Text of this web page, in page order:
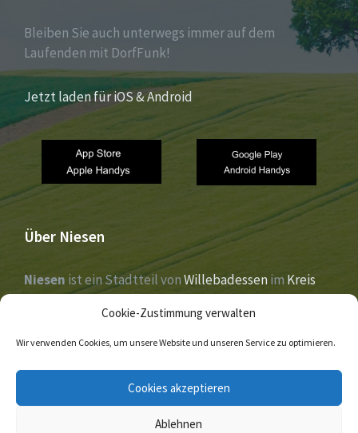
Cookie-Zustimmung verwalten
Wir verwenden Cookies, um unsere Website und unseren Service zu optimieren.
Cookies akzeptieren
Ablehnen
Bleiben Sie auch unterwegs immer auf dem
Laufenden mit DorfFunk!
Jetzt laden für iOS & Android
Über Niesen
Niesen ist ein Stadtteil vonWillebadessenim Kreis
Höxter,Nordrhein-Westfalen. Der Ort liegt im Tal der
und wurde 1273 erstmals urkundlich erwähnt.
Facebook Twitter